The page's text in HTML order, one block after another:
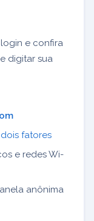
e confira
digitar sua
fatores
e redes Wi-
anônima